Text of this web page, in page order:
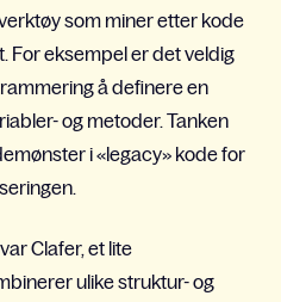
som miner etter kode
For eksempel er det veldig
å definere en
og metoder. Tanken
i «legacy» kode for
Clafer, et lite
ulike struktur- og